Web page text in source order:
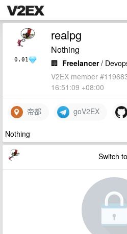
0.01
realpg
Nothing
🏢 Freelancer/
V2EX member
16:51:09 +08:00
帝都 goV2EX
Nothing
Switch